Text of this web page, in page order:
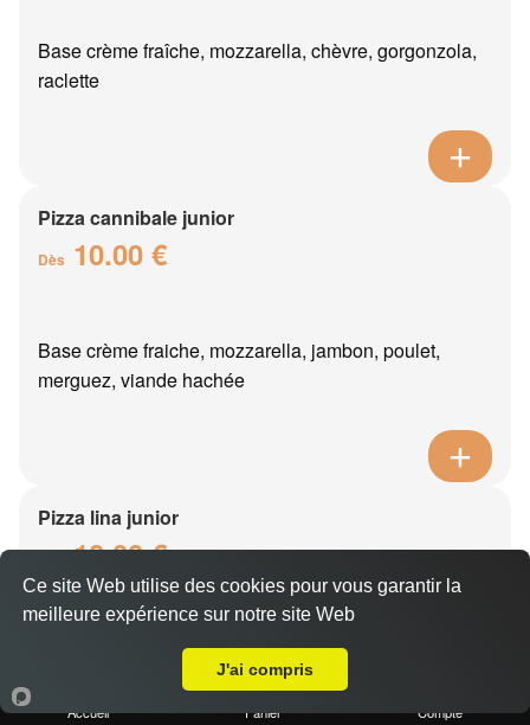
Base crème fraîche, mozzarella, chèvre, gorgonzola,
raclette
Pizza cannibale junior
Dès 10.00 €
Base crème fraiche, mozzarella, jambon, poulet,
merguez, viande hachée
Pizza lina junior
10.00 €
Base crème fraîche, mozzarella, boursin, thon, oeuf,
Accueil Panier Compte
Ce site Web utilise des cookies pour vous garantir la
meilleure expérience sur notre site Web
J'ai compris